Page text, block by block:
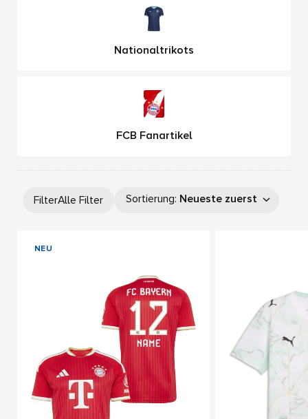
Nationaltrikots
FCB Fanartikel
FilterAlle Filter Sortierung: Neueste zuerst
NEU